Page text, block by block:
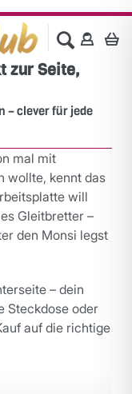
zur Seite,
– clever für jede
mal mit
wollte, kennt das
will
Gleitbretter –
den Monsi legst
– dein
Steckdose oder
auf die richtige